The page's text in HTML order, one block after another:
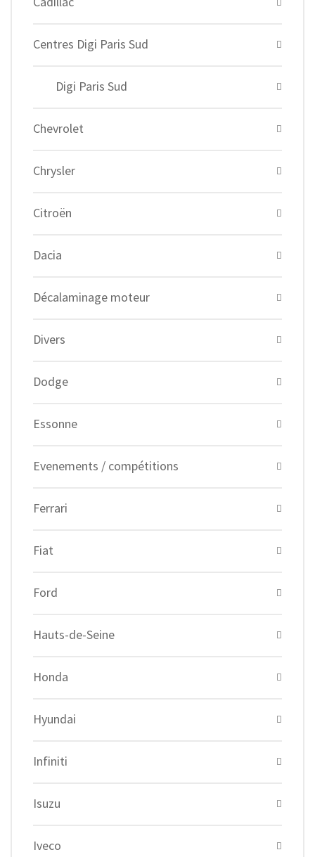
Centres Digi Paris Sud
Digi Paris Sud
Chevrolet
Chrysler
Citroën
Dacia
Décalaminage moteur
Divers
Dodge
Essonne
Evenements / compétitions
Ferrari
Fiat
Ford
Hauts-de-Seine
Honda
Hyundai
Infiniti
Isuzu
Iveco